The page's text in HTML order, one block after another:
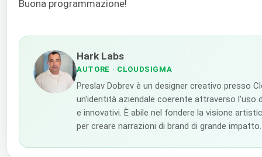
Buona programmazione!
Hark Labs
AUTORE · CLOUDSIGMA
Preslav Dobrev è un designer creativo presso
un'identità aziendale coerente attraverso l'uso
e innovativi. È abile nel fondere la visione
per creare narrazioni di brand di grande impatto.